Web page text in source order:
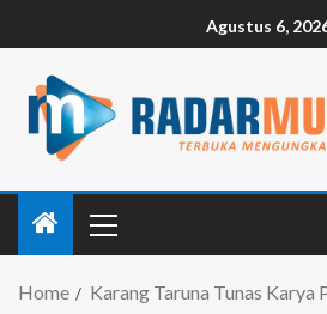
Agustus 6,
Home Karang Taruna Tunas Karya